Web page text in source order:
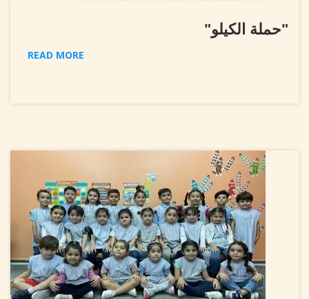
"حملة الكيلو"
READ MORE